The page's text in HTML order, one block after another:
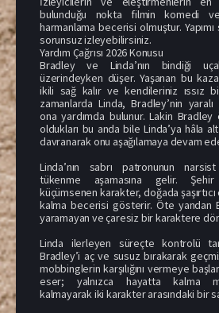
bulunduğu nokta filmin komedi ve
harmanlama becerisi olmuştur.
sorunsuz izleyebilirsiniz.
Yardım Çağrısı 2026 Konusu
Bradley ve Linda’nın bindiği
üzerindeyken düşer. Yaşanan bu
ikili sağ kalır ve kendileriniz ıssız
zamanlarda Linda, Bradley’nin
ona yardımda bulunur. Lakin
oldukları bu anda bile Linda’ya hâla
davranarak onu aşağılamaya devam
Linda’nın sabrı patronunun narsist
tükenme aşamasına gelir.
küçümsenen karakter, doğada
kalma becerisi gösterir. Öte yandan
yaramayan ve çaresiz bir karaktere
Linda ilerleyen süreçte kontrolü
Bradley’i aç ve susuz bırakarak
mobbinglerin karşılığını vermeye
eser; yalnızca hayatta kalma
kalmayarak iki karakter arasındaki bir